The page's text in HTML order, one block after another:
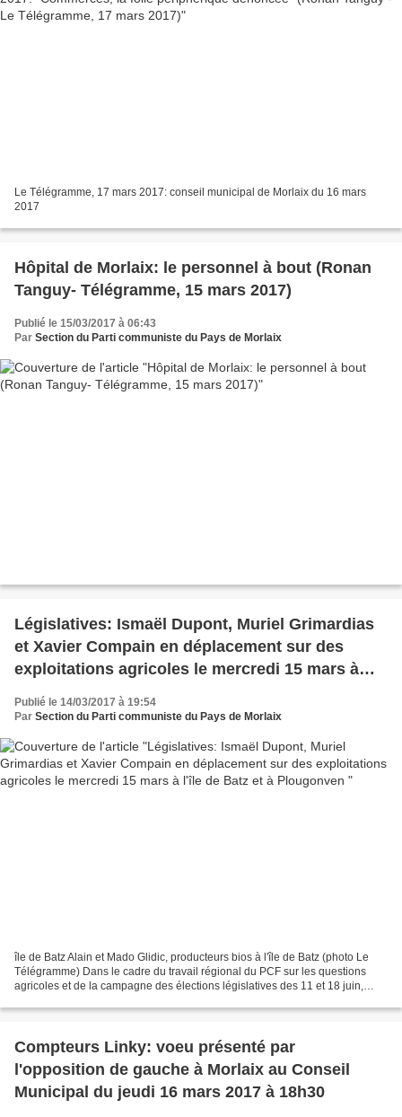
Le Télégramme, 17 mars 2017: conseil municipal de Morlaix du 16 mars
2017
Hôpital de Morlaix: le personnel à bout (Ronan
Tanguy- Télégramme, 15 mars 2017)
Publié le 15/03/2017 à 06:43
Par Section du Parti communiste du Pays de Morlaix
Législatives: Ismaël Dupont, Muriel Grimardias
et Xavier Compain en déplacement sur des
exploitations agricoles le mercredi 15 mars à
l'île de Batz et à Plougonven
Publié le 14/03/2017 à 19:54
Par Section du Parti communiste du Pays de Morlaix
île de Batz Alain et Mado Glidic, producteurs bios à l'île de Batz (photo Le
Télégramme) Dans le cadre du travail régional du PCF sur les questions
agricoles et de la campagne des élections législatives des 11 et 18 juin,
Compteurs Linky: voeu présenté par
l'opposition de gauche à Morlaix au Conseil
Municipal du jeudi 16 mars 2017 à 18h30